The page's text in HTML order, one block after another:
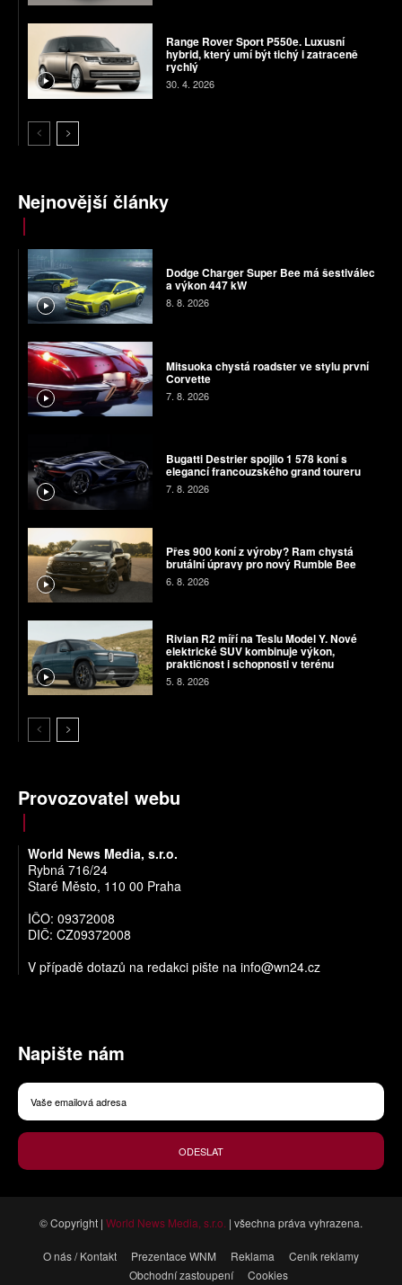
Range Rover Sport P550e. Luxusní
hybrid, který umí být tichý i zatraceně
rychlý
30. 4. 2026
Nejnovější články
Dodge Charger Super Bee má šestiválec
a výkon 447 kW
8. 8. 2026
Mitsuoka chystá roadster ve stylu první
Corvette
7. 8. 2026
Bugatti Destrier spojilo 1 578 koní s
elegancí francouzského grand toureru
7. 8. 2026
Přes 900 koní z výroby? Ram chystá
brutální úpravy pro nový Rumble Bee
6. 8. 2026
Rivian R2 míří na Teslu Model Y. Nové
elektrické SUV kombinuje výkon,
praktičnost i schopnosti v terénu
5. 8. 2026
Provozovatel webu
World News Media, s.r.o.
Rybná 716/24
Staré Město, 110 00 Praha
IČO: 09372008
DIČ: CZ09372008
V případě dotazů na redakci pište na info@wn24.cz
Napište nám
ODESLAT
© Copyright | World News Media, s.r.o. | všechna práva vyhrazena.
O nás / Kontakt Prezentace WNM Reklama
Ceník reklamy
Obchodní zastoupení
Cookies